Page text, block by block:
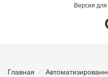
Версия
Главная